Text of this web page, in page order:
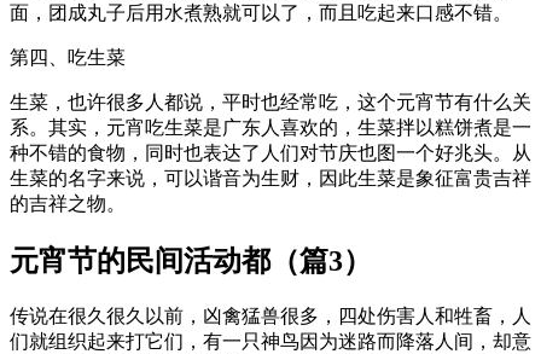
面，团成丸子后用水煮熟就可以了，而且吃起来口感不错。
第四、吃生菜
生菜，也许很多人都说，平时也经常吃，这个元宵节有什么关
系。其实，元宵吃生菜是广东人喜欢的，生菜拌以糕饼煮是一
种不错的食物，同时也表达了人们对节庆也图一个好兆头。从
生菜的名字来说，可以谐音为生财，因此生菜是象征富贵吉祥
的吉祥之物。
元宵节的民间活动都（篇3）
传说在很久很久以前，凶禽猛兽很多，四处伤害人和牲畜，人
们就组织起来打它们，有一只神鸟因为迷路而降落人间，却意